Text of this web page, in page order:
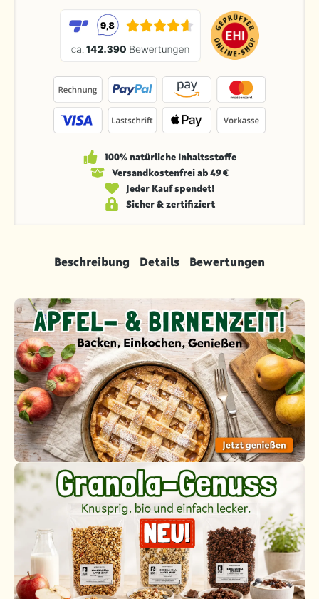
100% natürliche Inhaltsstoffe
Versandkosten­frei ab 49 €
Jeder Kauf spendet!
Sicher & zertifiziert
Beschreibung Details Bewertungen